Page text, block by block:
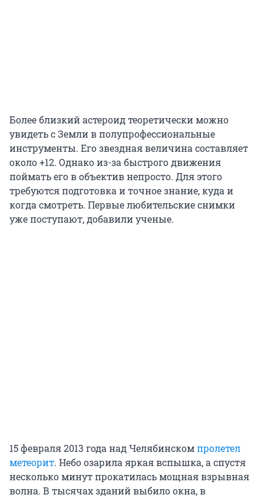
Более близкий астероид теоретически можно
увидеть с Земли в полупрофессиональные
инструменты. Его звездная величина составляет
около +12. Однако из-за быстрого движения
поймать его в объектив непросто. Для этого
требуются подготовка и точное знание, куда и
когда смотреть. Первые любительские снимки
уже поступают, добавили ученые.
15 февраля 2013 года над Челябинскомпролетел
метеорит. Небо озарила яркая вспышка, а спустя
несколько минут прокатилась мощная взрывная
волна. В тысячах зданий выбило окна, в